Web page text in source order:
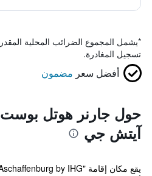
*يشمل المجموع الضرائب المحلية
تسجيل المغادرة.
أفضل سعر مضمون
حول جارنر هوتل بوست
آيتش جي